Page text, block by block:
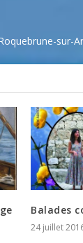
sur-
Balades
24 juillet